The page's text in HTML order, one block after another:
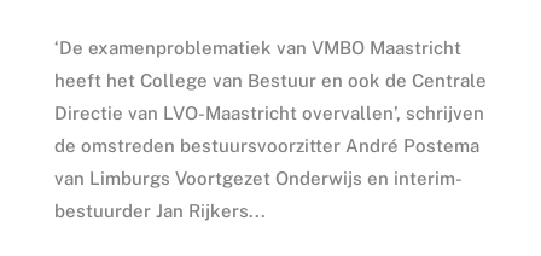
‘De examenproblematiek van VMBO Maastricht
heeft het College van Bestuur en ook de Centrale
Directie van LVO-Maastricht overvallen’, schrijven
de omstreden bestuursvoorzitter André Postema
van Limburgs Voortgezet Onderwijs en interim-
bestuurder Jan Rijkers...